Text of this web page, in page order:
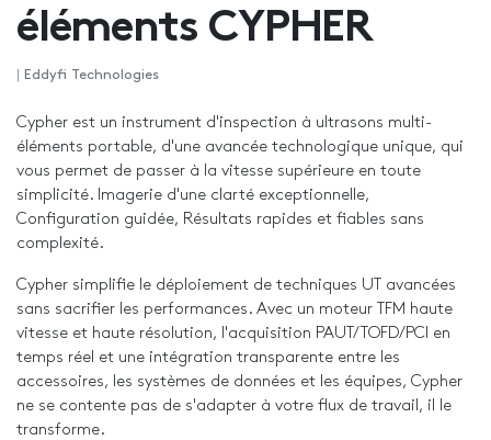
éléments CYPHER
Eddyfi Technologies
Cypher est un instrument d'inspection à ultrasons multi-
éléments portable, d'une avancée technologique unique, qui
vous permet de passer à la vitesse supérieure en toute
simplicité. Imagerie d'une clarté exceptionnelle,
Configuration guidée, Résultats rapides et fiables sans
complexité.
Cypher simplifie le déploiement de techniques UT avancées
sans sacrifier les performances. Avec un moteur TFM haute
vitesse et haute résolution, l'acquisition PAUT/TOFD/PCI en
temps réel et une intégration transparente entre les
accessoires, les systèmes de données et les équipes, Cypher
ne se contente pas de s'adapter à votre flux de travail, il le
transforme.